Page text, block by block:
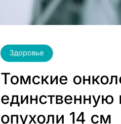
Здоровье
Томские
единственную
опухоли 14 см